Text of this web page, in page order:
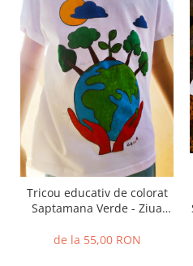
Tricou educativ de colorat
Saptamana Verde - Ziua
de la 55,00 RON